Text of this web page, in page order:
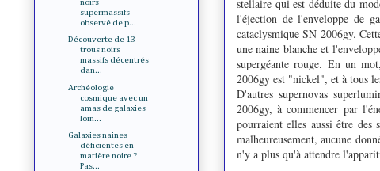
stellaire qui est déduite du
l'éjection de l'enveloppe de
cataclysmique SN 2006gy.
une naine blanche et
supergéante rouge. En un
2006gy est "nickel", et à tous
D'autres supernovas
2006gy, à commencer par
pourraient elles aussi être des
malheureusement, aucune
n'y a plus qu'à attendre
noirs
supermassifs
observé de p...
Découverte de 13
trous noirs
massifs décentrés
dan...
Archéologie
cosmique avec un
amas de galaxies
loin...
Galaxies naines
déficientes en
matière noire ?
Pas...